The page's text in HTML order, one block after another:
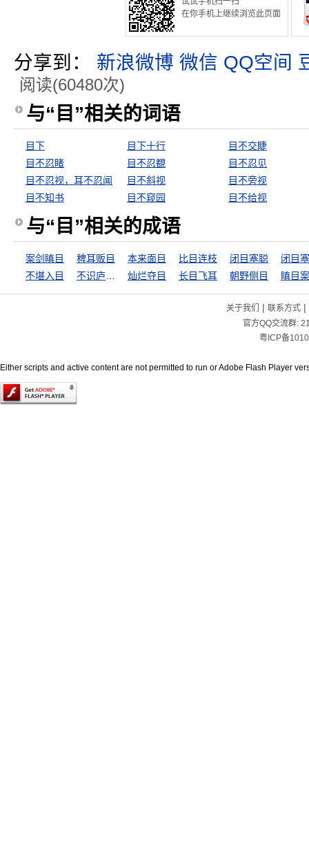
在你手机上继续浏览此页面
分享到： 新浪微博 微信 QQ空间
阅读(60480次)
与“目”相关的词语
目下 目下十行
目不交睫
目不忍睹
目不忍覩
目不忍见
目不忍视，耳不忍闻
目不斜视
目不旁视
目不知书
目不窥园 目不给视
与“目”相关的成语
案剑瞋目 稗耳贩目 本来面目 比目连枝 闭目塞聪
闭目
不堪入目
灿烂夺目 长目飞耳 朝野侧目 瞋目
关于我们 | 联系方式|
官方QQ交流群:
粤ICP备
Either scripts and active content are not permitted to run or Adobe Flash Player